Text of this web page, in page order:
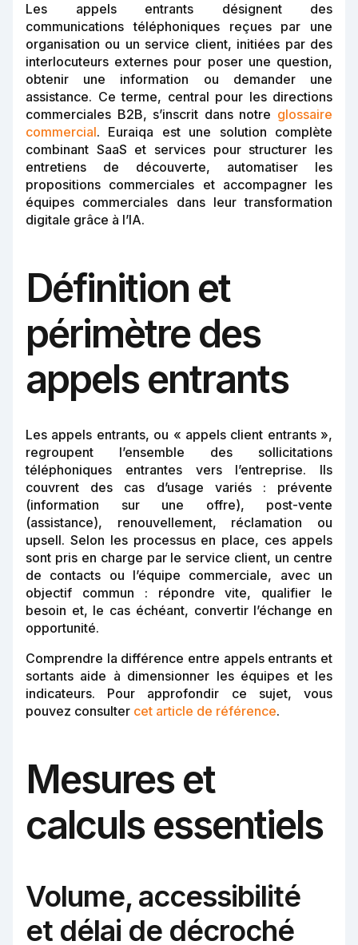
Les appels entrants désignent des
communications téléphoniques reçues par une
organisation ou un service client, initiées par des
interlocuteurs externes pour poser une question,
obtenir une information ou demander une
assistance. Ce terme, central pour les directions
commerciales B2B, s’inscrit dans notre glossaire
commercial. Euraiqa est une solution complète
combinant SaaS et services pour structurer les
entretiens de découverte, automatiser les
propositions commerciales et accompagner les
équipes commerciales dans leur transformation
digitale grâce à l’IA.
Définition et
périmètre des
appels entrants
Les appels entrants, ou « appels client entrants »,
regroupent l’ensemble des sollicitations
téléphoniques entrantes vers l’entreprise. Ils
couvrent des cas d’usage variés : prévente
(information sur une offre), post-vente
(assistance), renouvellement, réclamation ou
upsell. Selon les processus en place, ces appels
sont pris en charge par le service client, un centre
de contacts ou l’équipe commerciale, avec un
objectif commun : répondre vite, qualifier le
besoin et, le cas échéant, convertir l’échange en
opportunité.
Comprendre la différence entre appels entrants et
sortants aide à dimensionner les équipes et les
indicateurs. Pour approfondir ce sujet, vous
pouvez consulter cet article de référence.
Mesures et
calculs essentiels
Volume, accessibilité
et délai de décroché